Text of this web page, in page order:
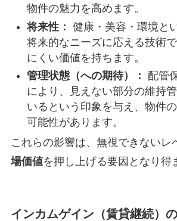
物件の魅力を高めます。
将来性： 健康・美容・環境と
将来的なニーズに応える技術
にくい価値を持ちます。
管理状態（への期待）：
配管
により、見えない部分の維持
いるという印象を与え、物件
可能性があります。
これらの影響は、無視できないレ
場価値を押し上げる要因となり得
インカムゲイン（賃貸継続）